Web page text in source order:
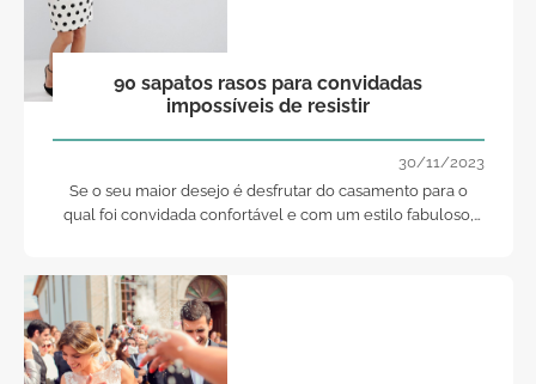
90 sapatos rasos para convidadas
impossíveis de resistir
30/11/2023
Se o seu maior desejo é desfrutar do casamento para o
qual foi convidada confortável e com um estilo fabuloso,